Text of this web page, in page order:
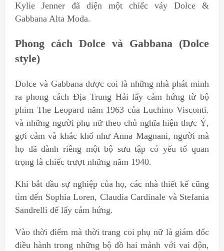
Kylie Jenner đã diện một chiếc váy Dolce &
Gabbana Alta Moda.
Phong cách Dolce và Gabbana (Dolce
style)
Dolce và Gabbana được coi là những nhà phát minh
ra phong cách Địa Trung Hải lấy cảm hứng từ bộ
phim The Leopard năm 1963 của Luchino Visconti.
và những người phụ nữ theo chủ nghĩa hiện thực Ý,
gợi cảm và khắc khổ như Anna Magnani, người mà
họ đã dành riêng một bộ sưu tập có yếu tố quan
trọng là chiếc trượt những năm 1940.
Khi bắt đầu sự nghiệp của họ, các nhà thiết kế cũng
tìm đến Sophia Loren, Claudia Cardinale và Stefania
Sandrelli để lấy cảm hứng.
Vào thời điểm mà thời trang coi phụ nữ là giám đốc
điều hành trong những bộ đồ hai mảnh với vai độn,